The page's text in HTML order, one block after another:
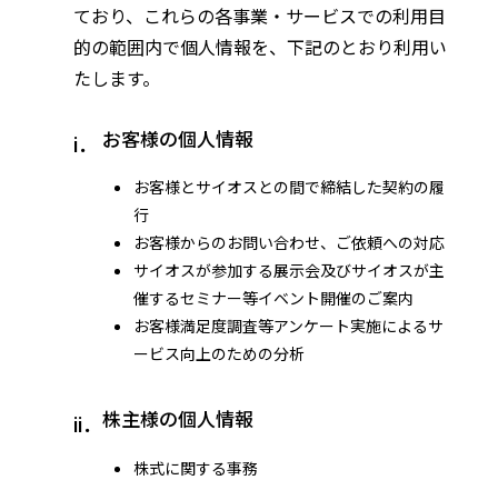
ており、これらの各事業・サービスでの利用目
的の範囲内で個人情報を、下記のとおり利用い
たします。
お客様の個人情報
お客様とサイオスとの間で締結した契約の履
行
お客様からのお問い合わせ、ご依頼への対応
サイオスが参加する展示会及びサイオスが主
催するセミナー等イベント開催のご案内
お客様満足度調査等アンケート実施によるサ
ービス向上のための分析
株主様の個人情報
株式に関する事務